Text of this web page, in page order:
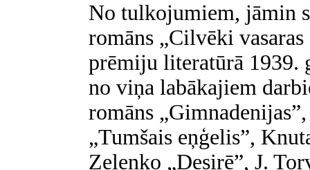
No tulkojumiem, jāmin
romāns „Cilvēki
prēmiju literatūrā 1939.
no viņa labākajiem
romāns
„Tumšais eņģelis”,
Zeļenko „Desirē”, J.